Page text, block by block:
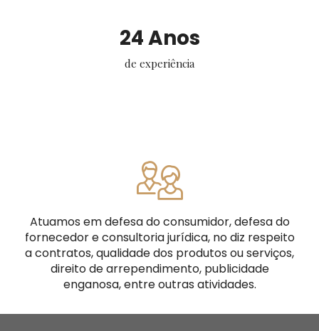
27Anos
de experiência
Atuamos em defesa do consumidor, defesa do
fornecedor e consultoria jurídica, no diz respeito
a contratos, qualidade dos produtos ou serviços,
direito de arrependimento, publicidade
enganosa, entre outras atividades.